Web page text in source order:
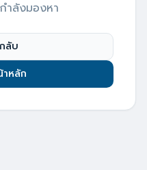
ลังมองหา
ลับ
หลัก